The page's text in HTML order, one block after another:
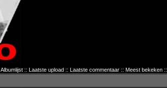
Albumlijst:: Laatste upload:: Laatste commentaar:: Meest bekeken::